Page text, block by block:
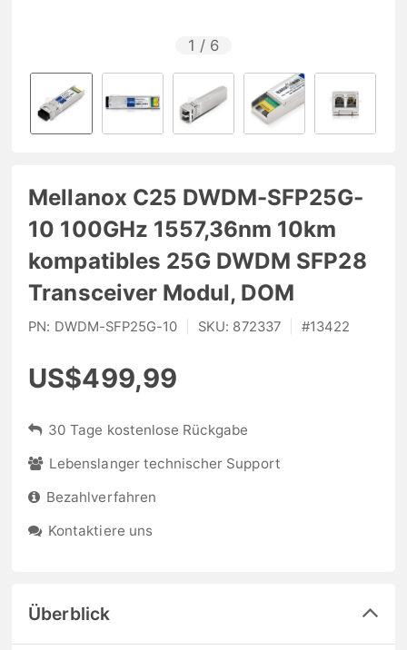
1 / 6
Mellanox C25 DWDM-SFP25G-
10 100GHz 1557,36nm 10km
kompatibles 25G DWDM SFP28
Transceiver Modul, DOM
PN: DWDM-SFP25G-10 SKU: 872337 #13422
US$499,99
30 Tage kostenlose Rückgabe
Lebenslanger technischer Support
Bezahlverfahren
Kontaktiere uns
Überblick